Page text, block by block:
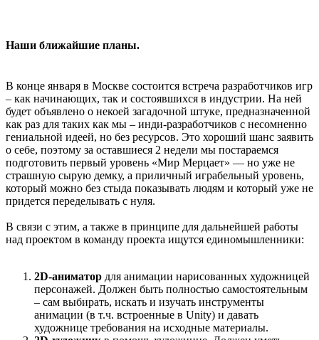
Наши ближайшие планы.
В конце января в Москве состоится встреча разработчиков игр
– как начинающих, так и состоявшихся в индустрии. На ней
будет объявлено о некоей загадочной штуке, предназначенной
как раз для таких как мы – инди-разработчиков с несомненно
гениальной идеей, но без ресурсов. Это хороший шанс заявить
о себе, поэтому за оставшиеся 2 недели мы постараемся
подготовить первый уровень «Мир Мерцает» — но уже не
страшную сырую демку, а приличный играбельный уровень,
который можно без стыда показывать людям и который уже не
придется переделывать с нуля.
В связи с этим, а также в принципе для дальнейшей работы
над проектом в команду проекта ищутся единомышленники:
2D-аниматор для анимации нарисованных художницей
персонажей. Должен быть полностью самостоятельным
– сам выбирать, искать и изучать инструменты
анимации (в т.ч. встроенные в Unity) и давать
художнице требования на исходные материалы.